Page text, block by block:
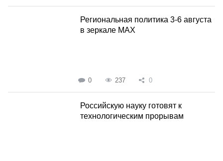
Региональная политика 3-6 августа
в зеркале MAX
0 237 0
Российскую науку готовят к
технологическим прорывам